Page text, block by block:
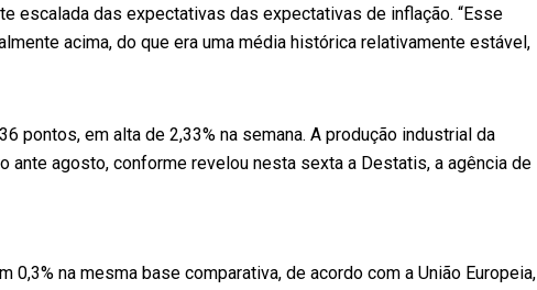
escalada das expectativas das expectativas de inflação. “Esse
acima, do que era uma média histórica relativamente estável,
pontos, em alta de 2,33% na semana. A produção industrial da
ante agosto, conforme revelou nesta sexta a Destatis, a agência de
0,3% na mesma base comparativa, de acordo com a União Europeia,